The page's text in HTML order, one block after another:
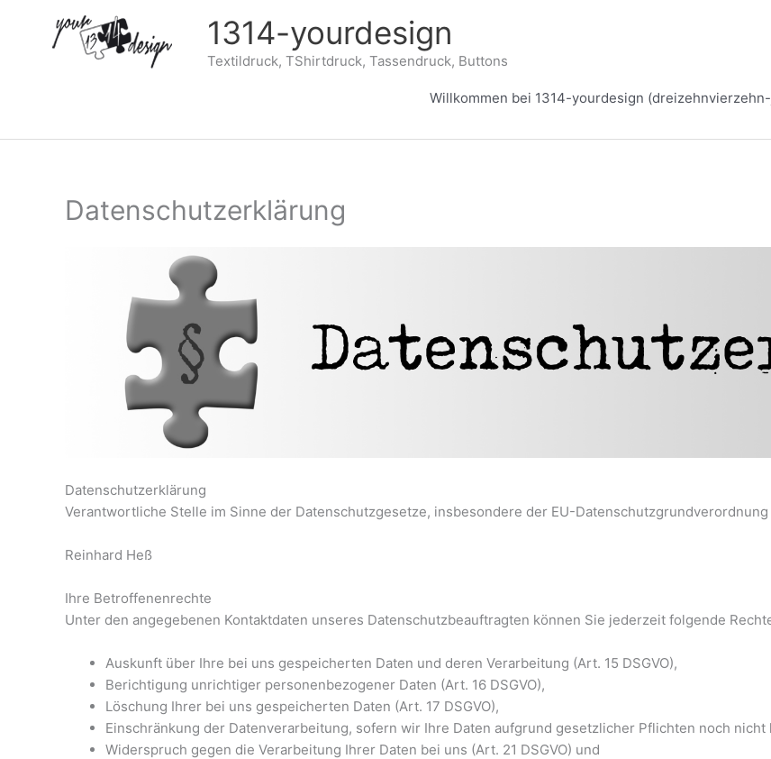
springen
1314-yourdesign
Textildruck, TShirtdruck, Tassendruck, Buttons
Willkommen bei 1314-yourdesign
Datenschutzerklärung
Datenschutzerklärung
Verantwortliche Stelle im Sinne der Datenschutzgesetze, insbesondere der EU-Datenschutzgrundverordnung
Reinhard Heß
Ihre Betroffenenrechte
Unter den angegebenen Kontaktdaten unseres Datenschutzbeauftragten können Sie jederzeit folgende
Auskunft über Ihre bei uns gespeicherten Daten und deren Verarbeitung (Art. 15 DSGVO),
Berichtigung unrichtiger personenbezogener Daten (Art. 16 DSGVO),
Löschung Ihrer bei uns gespeicherten Daten (Art. 17 DSGVO),
Einschränkung der Datenverarbeitung, sofern wir Ihre Daten aufgrund gesetzlicher Pflichten noch nicht
Widerspruch gegen die Verarbeitung Ihrer Daten bei uns (Art. 21 DSGVO) und